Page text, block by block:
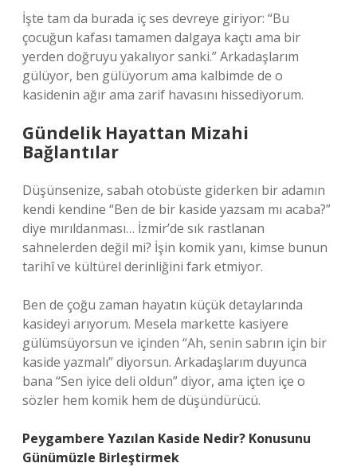
İşte tam da burada iç ses devreye giriyor: “Bu
çocuğun kafası tamamen dalgaya kaçtı ama bir
yerden doğruyu yakalıyor sanki.” Arkadaşlarım
gülüyor, ben gülüyorum ama kalbimde de o
kasidenin ağır ama zarif havasını hissediyorum.
Gündelik Hayattan Mizahi
Bağlantılar
Düşünsenize, sabah otobüste giderken bir adamın
kendi kendine “Ben de bir kaside yazsam mı acaba?”
diye mırıldanması… İzmir’de sık rastlanan
sahnelerden değil mi? İşin komik yanı, kimse bunun
tarihî ve kültürel derinliğini fark etmiyor.
Ben de çoğu zaman hayatın küçük detaylarında
kasideyi arıyorum. Mesela markette kasiyere
gülümsüyorsun ve içinden “Ah, senin sabrın için bir
kaside yazmalı” diyorsun. Arkadaşlarım duyunca
bana “Sen iyice deli oldun” diyor, ama içten içe o
sözler hem komik hem de düşündürücü.
Peygambere Yazılan Kaside Nedir? Konusunu
Günümüzle Birleştirmek